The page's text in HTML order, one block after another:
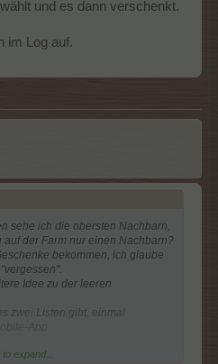
und es dann verschenkt.
im Log auf.
sehe ich die obersten Nachbarn,
der Farm nur einen Nachbarn?
bekommen, ich glaube
Idee zu der leeren
zwei Listen gibt, einmal
werden über alle Wege die
expand...